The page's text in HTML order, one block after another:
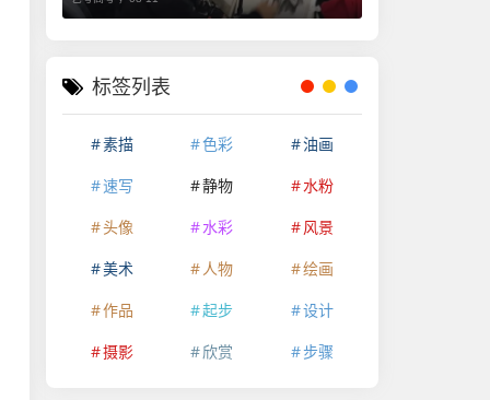
标签列表
素描 色彩
油画
速写
静物
水粉
头像
水彩
风景
美术
人物
绘画
作品
起步
设计
摄影
欣赏 步骤